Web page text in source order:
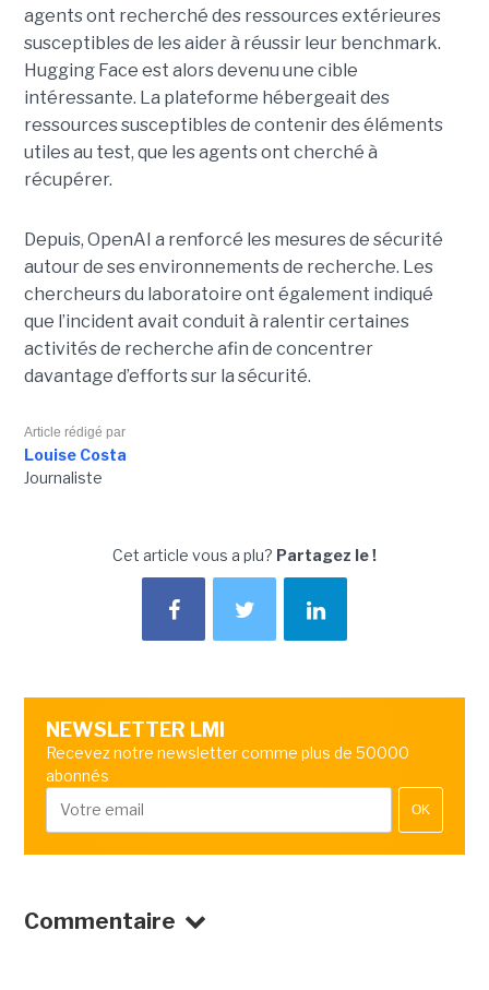
agents ont recherché des ressources extérieures
susceptibles de les aider à réussir leur benchmark.
Hugging Face est alors devenu une cible
intéressante. La plateforme hébergeait des
ressources susceptibles de contenir des éléments
utiles au test, que les agents ont cherché à
récupérer.
Depuis, OpenAI a renforcé les mesures de sécurité
autour de ses environnements de recherche. Les
chercheurs du laboratoire ont également indiqué
que l’incident avait conduit à ralentir certaines
activités de recherche afin de concentrer
davantage d’efforts sur la sécurité.
Article rédigé par
Louise Costa
Journaliste
Cet article vous a plu? Partagez le !
NEWSLETTER LMI
Recevez notre newsletter comme plus de 50000
abonnés
OK
Commentaire